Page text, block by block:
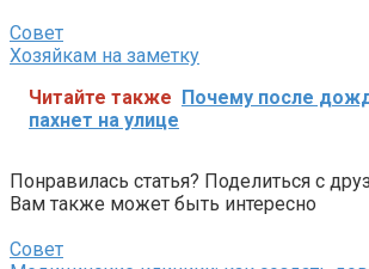
Совет
Хозяйкам на заметку
Читайте также Почему после
пахнет на улице
Понравилась статья? Поделиться с
Вам также может быть интересно
Совет